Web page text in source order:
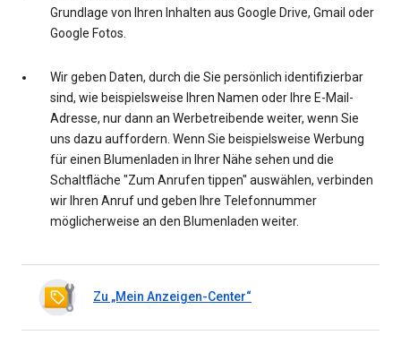
Grundlage von Ihren Inhalten aus Google Drive, Gmail oder
Google Fotos.
Wir geben Daten, durch die Sie persönlich identifizierbar
sind, wie beispielsweise Ihren Namen oder Ihre E-Mail-
Adresse, nur dann an Werbetreibende weiter, wenn Sie
uns dazu auffordern. Wenn Sie beispielsweise Werbung
für einen Blumenladen in Ihrer Nähe sehen und die
Schaltfläche "Zum Anrufen tippen" auswählen, verbinden
wir Ihren Anruf und geben Ihre Telefonnummer
möglicherweise an den Blumenladen weiter.
Zu „Mein Anzeigen-Center“